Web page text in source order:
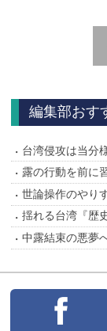
編集部おす
台湾侵攻は当分
露の行動を前に
世論操作のやり
揺れる台湾『歴
中露結束の悪夢